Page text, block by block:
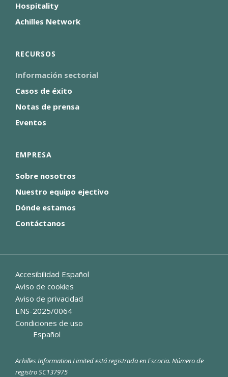
Hospitality
Achilles Network
RECURSOS
Información sectorial
Casos de éxito
Notas de prensa
Eventos
EMPRESA
Sobre nosotros
Nuestro equipo ejectivo
Dónde estamos
Contáctanos
Accesibilidad Español
Aviso de cookies
Aviso de privacidad
ENS-2025/0064
Condiciones de uso
Español
Achilles Information Limited está registrada en Escocia. Número de
registro SC137975